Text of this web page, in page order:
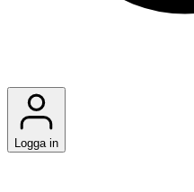
Logga in